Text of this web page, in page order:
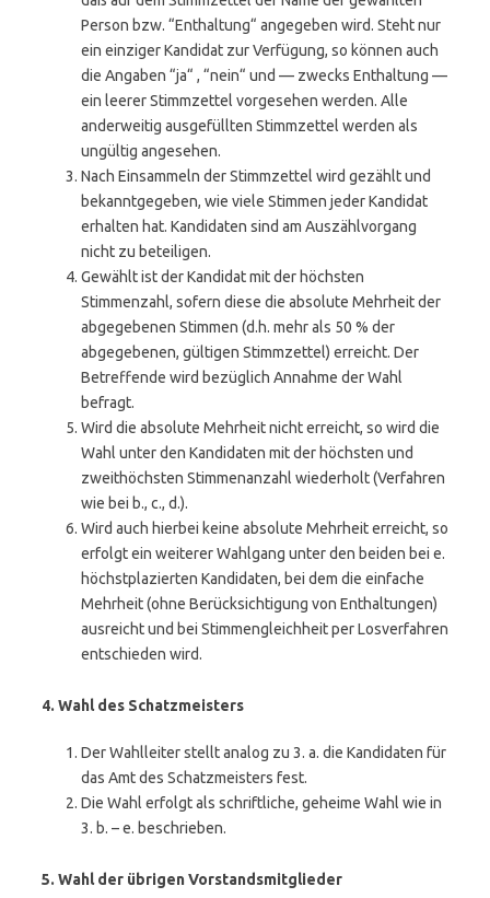
Person bzw. “Enthaltung“ angegeben wird. Steht nur
ein einziger Kandidat zur Verfügung, so können auch
die Angaben “ja“ , “nein“ und — zwecks Enthaltung —
ein leerer Stimmzettel vorgesehen werden. Alle
anderweitig ausgefüllten Stimmzettel werden als
ungültig angesehen.
Nach Einsammeln der Stimmzettel wird gezählt und
bekanntgegeben, wie viele Stimmen jeder Kandidat
erhalten hat. Kandidaten sind am Auszählvorgang
nicht zu beteiligen.
Gewählt ist der Kandidat mit der höchsten
Stimmenzahl, sofern diese die absolute Mehrheit der
abgegebenen Stimmen (d.h. mehr als 50 % der
abgegebenen, gültigen Stimmzettel) erreicht. Der
Betreffende wird bezüglich Annahme der Wahl
befragt.
Wird die absolute Mehrheit nicht erreicht, so wird die
Wahl unter den Kandidaten mit der höchsten und
zweithöchsten Stimmenanzahl wiederholt (Verfahren
wie bei b., c., d.).
Wird auch hierbei keine absolute Mehrheit erreicht, so
erfolgt ein weiterer Wahlgang unter den beiden bei e.
höchstplazierten Kandidaten, bei dem die einfache
Mehrheit (ohne Berücksichtigung von Enthaltungen)
ausreicht und bei Stimmengleichheit per Losverfahren
entschieden wird.
4. Wahl des Schatzmeisters
Der Wahlleiter stellt analog zu 3. a. die Kandidaten für
das Amt des Schatzmeisters fest.
Die Wahl erfolgt als schriftliche, geheime Wahl wie in
3. b. – e. beschrieben.
5. Wahl der übrigen Vorstandsmitglieder